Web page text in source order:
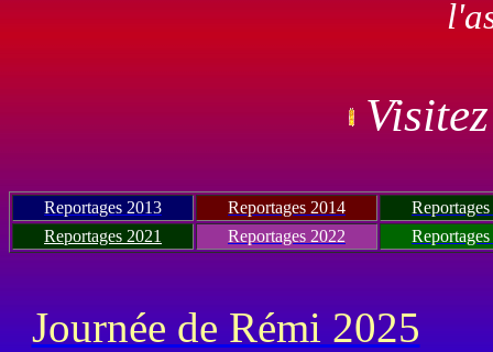
Reportages 2013 Reportages 2014
Reportages 2021
Reportages 2022
Journée de Rémi 2025